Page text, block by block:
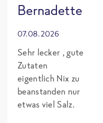
Bernadette
07.08.2026
Sehr lecker , gute
Zutaten
eigentlich Nix zu
beanstanden nur
etwas viel Salz.